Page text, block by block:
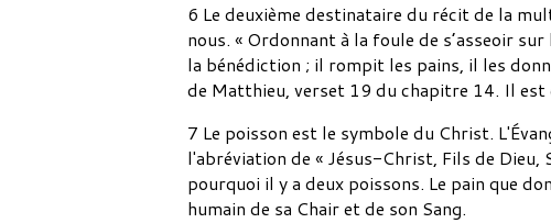
6 Le deuxième destinataire du récit de la
nous. « Ordonnant à la foule de s’asseoir
la bénédiction ; il rompit les pains, il les
de Matthieu, verset 19 du chapitre 14. Il
7 Le poisson est le symbole du Christ.
l'abréviation de « Jésus-Christ, Fils de
pourquoi il y a deux poissons. Le pain que
humain de sa Chair et de son Sang.